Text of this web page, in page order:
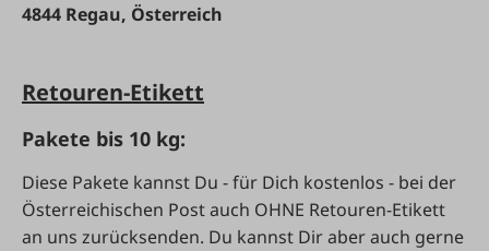
4844 Regau, Österreich
Retouren-Etikett
Pakete bis 10 kg:
Diese Pakete kannst Du - für Dich kostenlos - bei der
Österreichischen Post auch OHNE Retouren-Etikett
an uns zurücksenden. Du kannst Dir aber auch gerne